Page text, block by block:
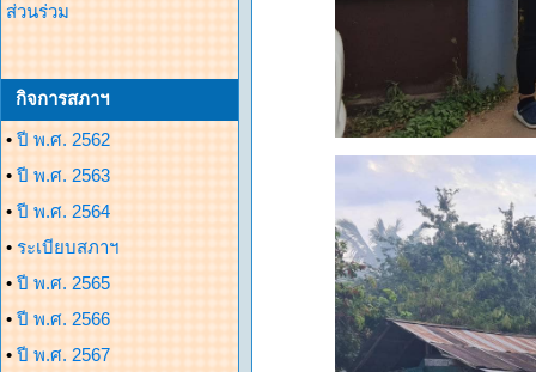
ส่วนร่วม
กิจการสภาฯ
• ปี พ.ศ. 2562
• ปี พ.ศ. 2563
• ปี พ.ศ. 2564
• ระเบียบสภาฯ
• ปี พ.ศ. 2565
• ปี พ.ศ. 2566
• ปี พ.ศ. 2567